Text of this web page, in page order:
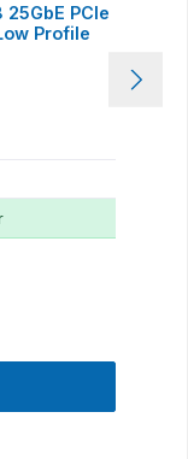
25GbE PCIe
Profile